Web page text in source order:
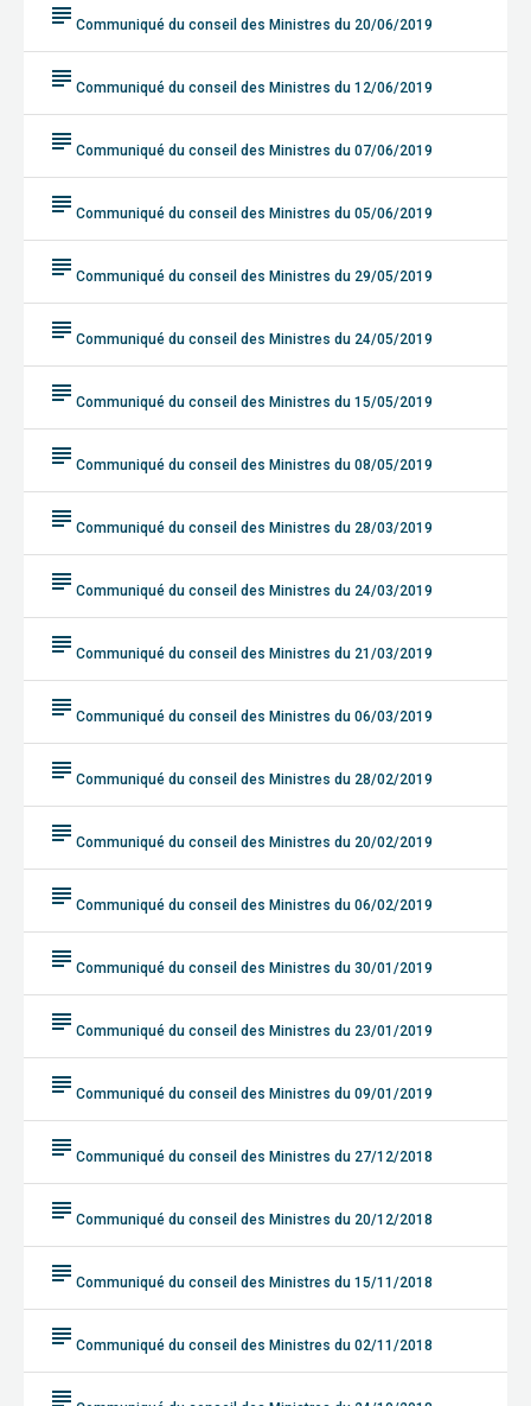
subject Communiqué du conseil des Ministres du 20/06/2019
subject Communiqué du conseil des Ministres du 12/06/2019
subject Communiqué du conseil des Ministres du 07/06/2019
subject Communiqué du conseil des Ministres du 05/06/2019
subject Communiqué du conseil des Ministres du 29/05/2019
subject Communiqué du conseil des Ministres du 24/05/2019
subject Communiqué du conseil des Ministres du 15/05/2019
subject Communiqué du conseil des Ministres du 08/05/2019
subject Communiqué du conseil des Ministres du 28/03/2019
subject Communiqué du conseil des Ministres du 24/03/2019
subject Communiqué du conseil des Ministres du 21/03/2019
subject Communiqué du conseil des Ministres du 06/03/2019
subject Communiqué du conseil des Ministres du 28/02/2019
subject Communiqué du conseil des Ministres du 20/02/2019
subject Communiqué du conseil des Ministres du 06/02/2019
subject Communiqué du conseil des Ministres du 30/01/2019
subject Communiqué du conseil des Ministres du 23/01/2019
subject Communiqué du conseil des Ministres du 09/01/2019
subject Communiqué du conseil des Ministres du 27/12/2018
subject Communiqué du conseil des Ministres du 20/12/2018
subject Communiqué du conseil des Ministres du 15/11/2018
subject Communiqué du conseil des Ministres du 02/11/2018
subject